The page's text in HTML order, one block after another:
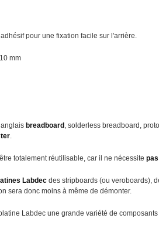
pour une fixation facile sur l'arrière.
mm
breadboard , solderless breadboard,
.
totalement réutilisable, car il ne nécessite
Labdec des stripboards (ou veroboards),
sera donc moins à même de démonter.
Labdec une grande variété de